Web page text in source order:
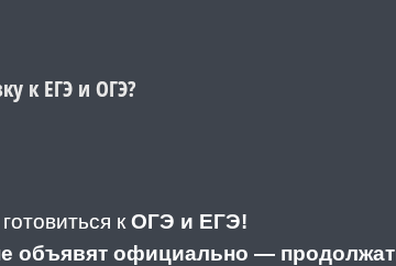
к ЕГЭ и ОГЭ?
к ОГЭ и ЕГЭ!
объявят официально —